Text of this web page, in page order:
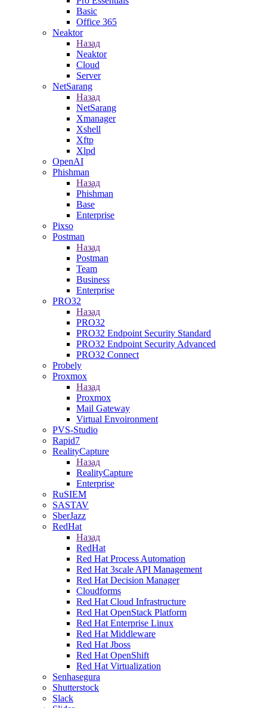
Basic
Office 365
Neaktor
Назад
Neaktor
Cloud
Server
NetSarang
Назад
NetSarang
Xmanager
Xshell
Xftp
Xlpd
OpenAI
Phishman
Назад
Phishman
Base
Enterprise
Pixso
Postman
Назад
Postman
Team
Business
Enterprise
PRO32
Назад
PRO32
PRO32 Endpoint Security Standard
PRO32 Endpoint Security Advanced
PRO32 Connect
Probely
Proxmox
Назад
Proxmox
Mail Gateway
Virtual Envoironment
PVS-Studio
Rapid7
RealityCapture
Назад
RealityCapture
Enterprise
RuSIEM
SASTAV
SberJazz
RedHat
Назад
RedHat
Red Hat Process Automation
Red Hat 3scale API Management
Red Hat Decision Manager
Cloudforms
Red Hat Cloud Infrastructure
Red Hat OpenStack Platform
Red Hat Enterprise Linux
Red Hat Middleware
Red Hat Jboss
Red Hat OpenShift
Red Hat Virtualization
Senhasegura
Shutterstock
Slack